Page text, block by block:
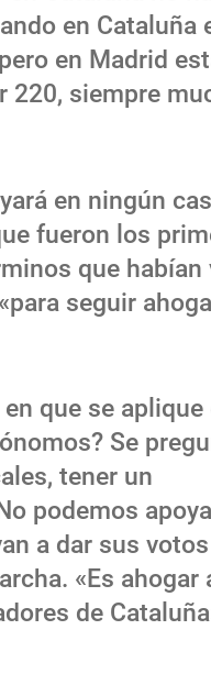
en Cataluña
en Madrid
220, siempre
en ningún
fueron los
que
seguir
que se aplique
Se
tener un
podemos
a dar sus
«Es ahogar
de